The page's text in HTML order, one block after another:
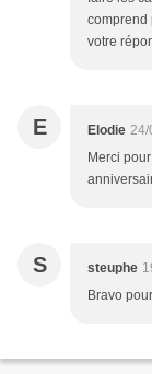
comprend
votre
E Elodie 24/
Merci
S steuphe
Bravo